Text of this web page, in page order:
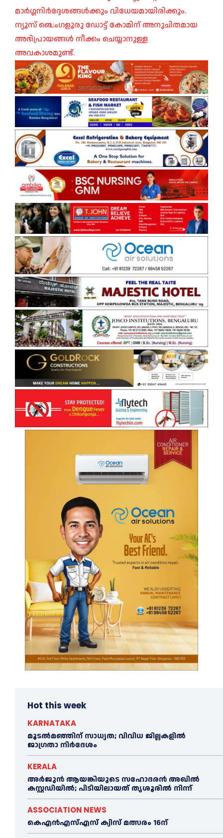
മാർഗ്ഗനിർദ്ദേശങ്ങൾക്കും വിധേയമായിരിക്കും.
ന്യൂസ് ബെംഗളൂരു ഡോട്ട് കോമിന് അനുചിതമായ
അഭിപ്രായങ്ങൾ നീക്കം ചെയ്യാനുള്ള
അവകാശമുണ്ട്.
Hot this week
KARNATAKA
മൂടൽമഞ്ഞിന് സാധ്യത; വിവിധ ജില്ലകളിൽ
ജാഗ്രതാ നിർദേശം
KERALA
അര്‍ജുന്‍ ആയങ്കിയുടെ സഹോദരന്‍ അഖില്‍
കസ്റ്റഡിയില്‍; പിടിയിലായത് തൃശൂരില്‍ നിന്ന്
ASSOCIATION NEWS
കെഎൻഎസ്എസ് ക്വിസ് മത്സരം 16ന്